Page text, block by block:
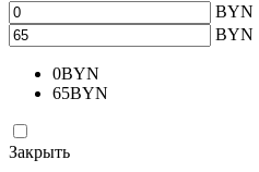
BYN
BYN
0BYN
65BYN
Закрыть